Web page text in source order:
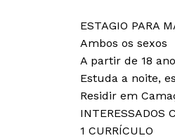
ESTAGIO PARA
Ambos os sexos
A partir de 18
Estuda a noite,
Residir em
INTERESSADOS
1 CURRÍCULO